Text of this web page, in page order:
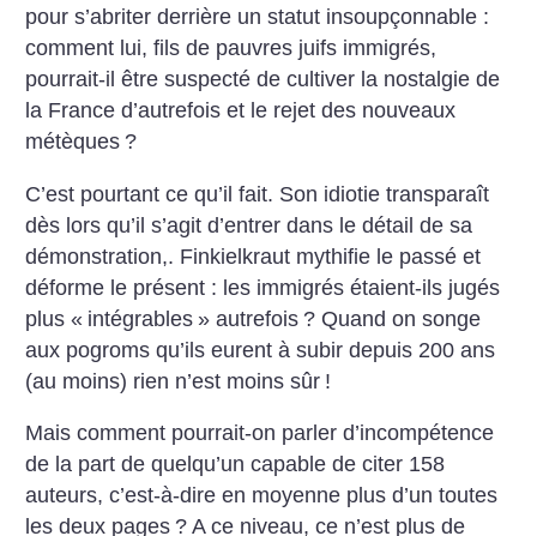
pour s’abriter derrière un statut insoupçonnable :
comment lui, fils de pauvres juifs immigrés,
pourrait-il être suspecté de cultiver la nostalgie de
la France d’autrefois et le rejet des nouveaux
métèques ?
C’est pourtant ce qu’il fait. Son idiotie transparaît
dès lors qu’il s’agit d’entrer dans le détail de sa
démonstration,. Finkielkraut mythifie le passé et
déforme le présent : les immigrés étaient-ils jugés
plus « intégrables » autrefois ? Quand on songe
aux pogroms qu’ils eurent à subir depuis 200 ans
(au moins) rien n’est moins sûr !
Mais comment pourrait-on parler d’incompétence
de la part de quelqu’un capable de citer 158
auteurs, c’est-à-dire en moyenne plus d’un toutes
les deux pages ? A ce niveau, ce n’est plus de